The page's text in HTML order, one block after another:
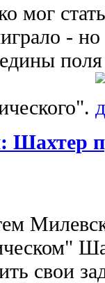
мог
- но
свои